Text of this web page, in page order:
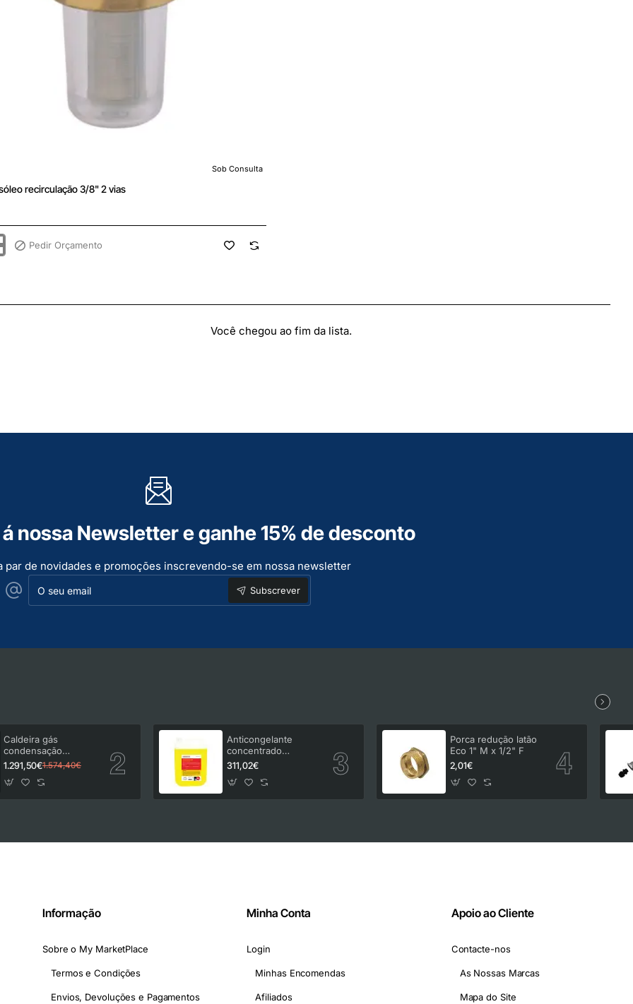
Sob Consulta
recirculação 3/8" 2 vias
Pedir Orçamento
Você chegou ao fim da lista.
nossa Newsletter e ganhe 15% de desconto
par de novidades e promoções inscrevendo-se em nossa newsletter
O
seu
email
Subscrever
Caldeira gás
condensação
Vulcano Lifestar
Connect LCP 24/30
C23
1.291,50€1.574,40€
Anticongelante
concentrado
Insuatherm 30 kg
311,02€
Porca redução latão
Eco 1" M x 1/2" F
2,01€
Informação
Sobre o My MarketPlace
Termos e Condições
Envios, Devoluções e Pagamentos
Minha Conta
Login
Minhas Encomendas
Afiliados
Apoio ao Cliente
Contacte-nos
As Nossas Marcas
Mapa do Site